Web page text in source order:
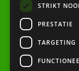
STRIKT
PRESTATIE
TARGETING